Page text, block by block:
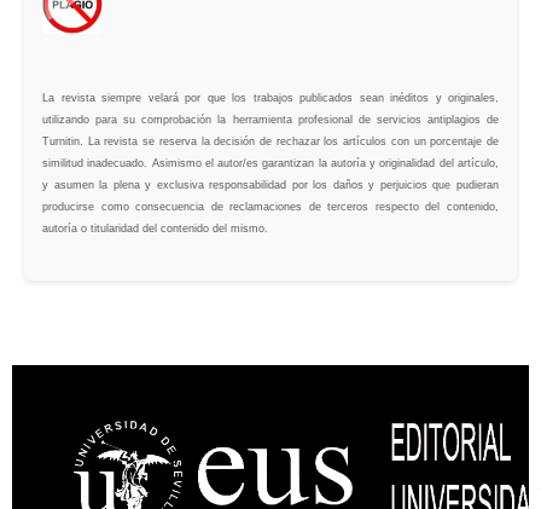
La revista siempre velará por que los trabajos publicados sean inéditos y originales,
utilizando para su comprobación la herramienta profesional de servicios antiplagios de
Turnitin. La revista se reserva la decisión de rechazar los artículos con un porcentaje de
similitud inadecuado. Asimismo el autor/es garantizan la autoría y originalidad del artículo,
y asumen la plena y exclusiva responsabilidad por los daños y perjuicios que pudieran
producirse como consecuencia de reclamaciones de terceros respecto del contenido,
autoría o titularidad del contenido del mismo.